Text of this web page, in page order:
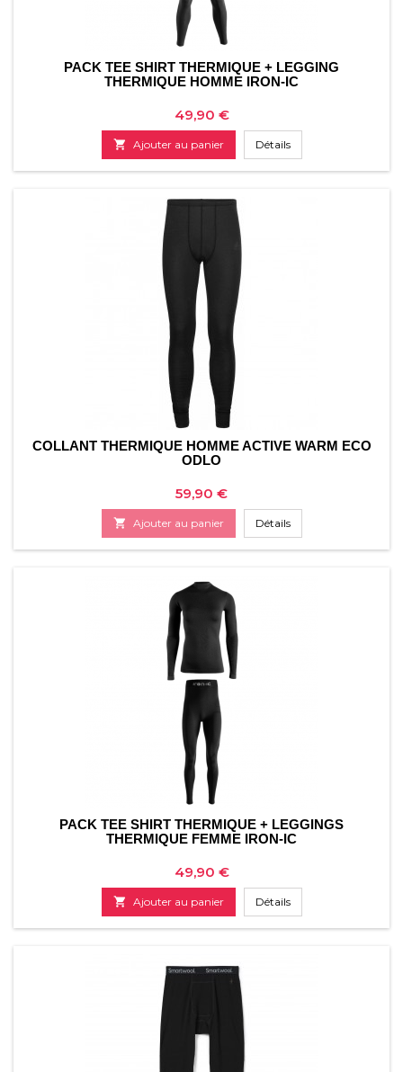
PACK TEE SHIRT THERMIQUE + LEGGING
THERMIQUE HOMME IRON-IC
Prix
49,90 €
 Ajouter au panier Détails
COLLANT THERMIQUE HOMME ACTIVE WARM ECO
ODLO
Prix
59,90 €
 Ajouter au panier Détails
PACK TEE SHIRT THERMIQUE + LEGGINGS
THERMIQUE FEMME IRON-IC
Prix
49,90 €
 Ajouter au panier Détails